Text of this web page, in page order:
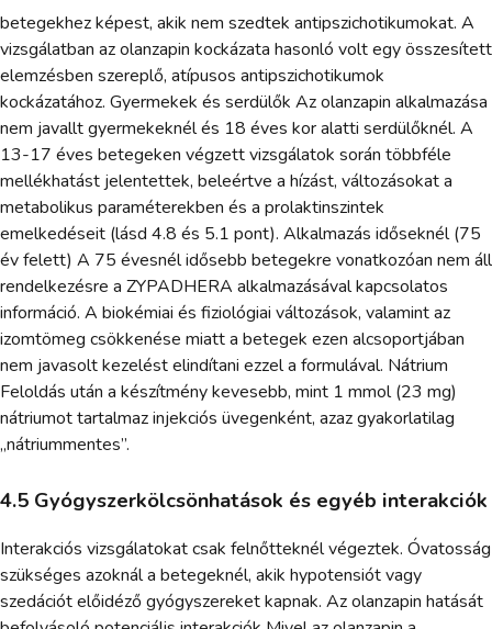
betegekhez képest, akik nem szedtek antipszichotikumokat. A
vizsgálatban az olanzapin kockázata hasonló volt egy összesített
elemzésben szereplő, atípusos antipszichotikumok
kockázatához. Gyermekek és serdülők Az olanzapin alkalmazása
nem javallt gyermekeknél és 18 éves kor alatti serdülőknél. A
13-17 éves betegeken végzett vizsgálatok során többféle
mellékhatást jelentettek, beleértve a hízást, változásokat a
metabolikus paraméterekben és a prolaktinszintek
emelkedéseit (lásd 4.8 és 5.1 pont). Alkalmazás időseknél (75
év felett) A 75 évesnél idősebb betegekre vonatkozóan nem áll
rendelkezésre a ZYPADHERA alkalmazásával kapcsolatos
információ. A biokémiai és fiziológiai változások, valamint az
izomtömeg csökkenése miatt a betegek ezen alcsoportjában
nem javasolt kezelést elindítani ezzel a formulával. Nátrium
Feloldás után a készítmény kevesebb, mint 1 mmol (23 mg)
nátriumot tartalmaz injekciós üvegenként, azaz gyakorlatilag
„nátriummentes”.
4.5 Gyógyszerkölcsönhatások és egyéb interakciók
Interakciós vizsgálatokat csak felnőtteknél végeztek. Óvatosság
szükséges azoknál a betegeknél, akik hypotensiót vagy
szedációt előidéző gyógyszereket kapnak. Az olanzapin hatását